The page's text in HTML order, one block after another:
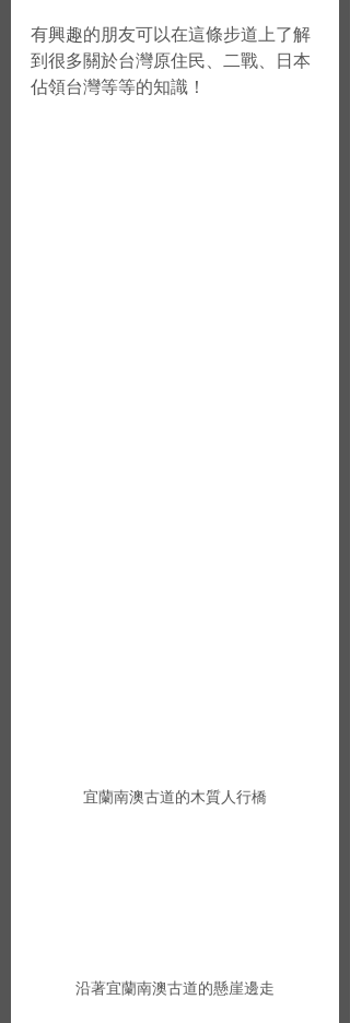
有興趣的朋友可以在這條步道上了解
到很多關於台灣原住民、二戰、日本
佔領台灣等等的知識！
宜蘭南澳古道的木質人行橋
沿著宜蘭南澳古道的懸崖邊走